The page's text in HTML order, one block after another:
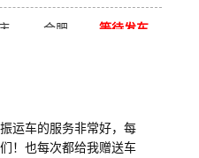
合肥 等待发车
运车的服务非常好，每
！也每次都给我赠送车